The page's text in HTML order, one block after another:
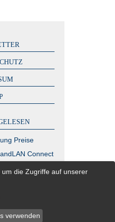
Preise
Connect
– zahlen
Internet
die Zugriffe auf unserer
verwenden